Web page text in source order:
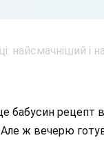
бабусин рецепт
Але ж вечерю